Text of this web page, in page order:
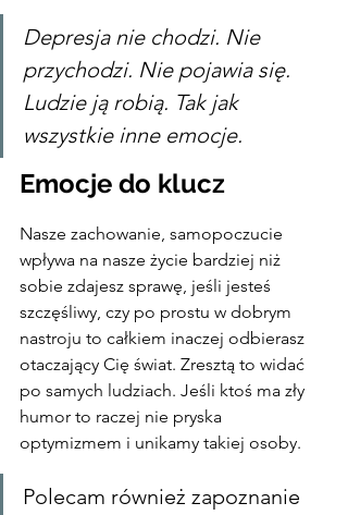
Depresja nie chodzi. Nie
przychodzi. Nie pojawia się.
Ludzie ją robią. Tak jak
wszystkie inne emocje.
Emocje do klucz
Nasze zachowanie, samopoczucie
wpływa na nasze życie bardziej niż
sobie zdajesz sprawę, jeśli jesteś
szczęśliwy, czy po prostu w dobrym
nastroju to całkiem inaczej odbierasz
otaczający Cię świat. Zresztą to widać
po samych ludziach. Jeśli ktoś ma zły
humor to raczej nie pryska
optymizmem i unikamy takiej osoby.
Polecam również zapoznanie